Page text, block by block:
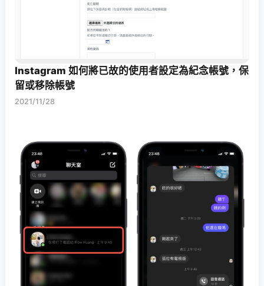
Instagram 如何將已故的使用者設定為紀念帳號，保
留或移除帳號
2021/11/28